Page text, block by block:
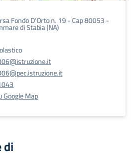
Fondo D'Orto n. 19 - Cap 80053 -
di Stabia (NA)
Google Map
di